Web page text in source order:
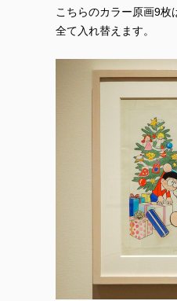
こちらのカラー原画9枚
全て入れ替えます。